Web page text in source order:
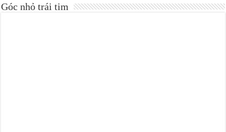
Góc nhỏ trái tim